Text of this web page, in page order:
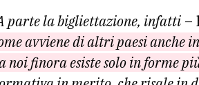
parte la bigliettazione, infatti –
avviene di altri paesi anche
noi finora esiste solo in forme